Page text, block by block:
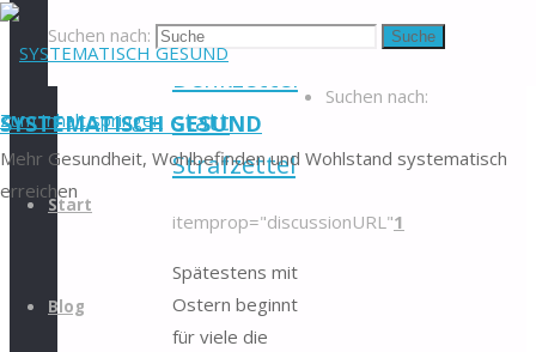
Suchen nach: Suche
SYSTEMATISCH GESUND
Mehr Gesundheit, Wohlbefinden und Wohlstand systematisch
erreichen
Zum Inhalt springen
Start
Blog
Denkzettel
statt
Strafzettel
itemprop="discussionURL"1
Spätestens mit
Ostern beginnt
für viele die
Datenschutzerklärung
Suchen nach: